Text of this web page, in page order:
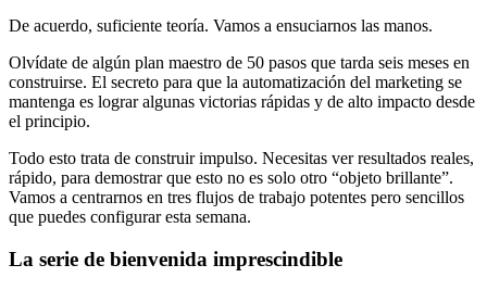
De acuerdo, suficiente teoría. Vamos a ensuciarnos las manos.
Olvídate de algún plan maestro de 50 pasos que tarda seis meses en
construirse. El secreto para que la automatización del marketing se
mantenga es lograr algunas victorias rápidas y de alto impacto desde
el principio.
Todo esto trata de construir impulso. Necesitas ver resultados reales,
rápido, para demostrar que esto no es solo otro “objeto brillante”.
Vamos a centrarnos en tres flujos de trabajo potentes pero sencillos
que puedes configurar esta semana.
La serie de bienvenida imprescindible